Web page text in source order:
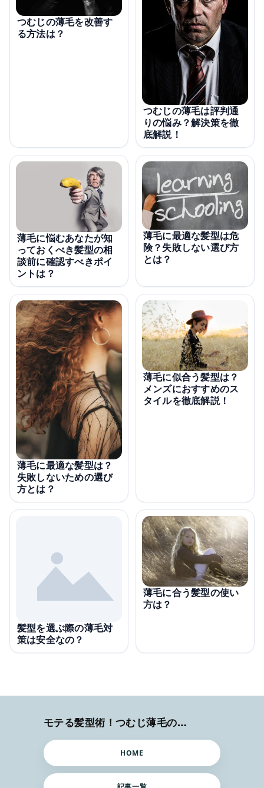
つむじの薄毛を改善す
る方法は？
つむじの薄毛は評判通
りの悩み？解決策を徹
底解説！
薄毛に悩むあなたが知
っておくべき髪型の相
談前に確認すべきポイ
ントは？
薄毛に最適な髪型は危
険？失敗しない選び方
とは？
薄毛に最適な髪型は？
失敗しないための選び
方とは？
薄毛に似合う髪型は？
メンズにおすすめのス
タイルを徹底解説！
髪型を選ぶ際の薄毛対
策は安全なの？
薄毛に合う髪型の使い
方は？
モテる髪型術！つむじ薄毛の隠し方
HOME